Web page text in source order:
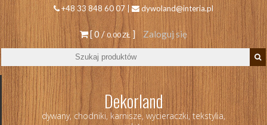
+48 33 848 60 07 | dywoland@interia.pl
[ 0 /0.00 ZŁ ] Zaloguj się
Dekorland
dywany, chodniki, karnisze, wycieraczki, tekstylia,